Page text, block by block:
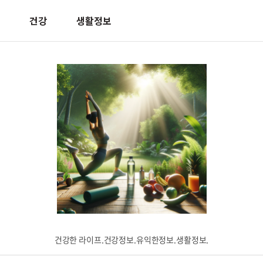
건강 생활정보
건강한 라이프.건강정보.유익한정보.생활정보.